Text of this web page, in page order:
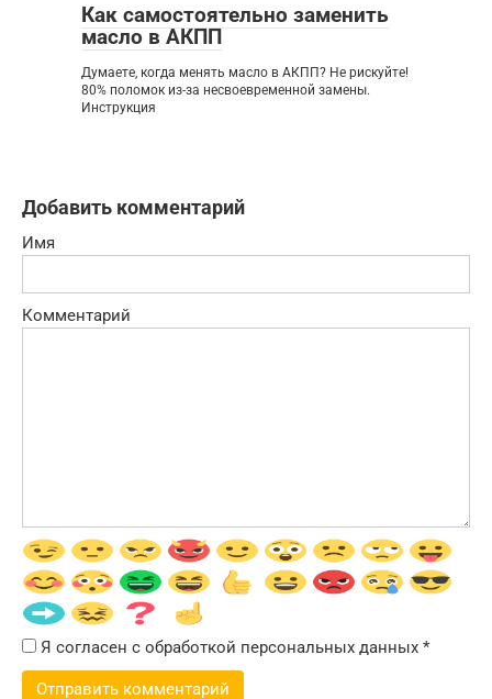
Как самостоятельно заменить
масло в АКПП
Думаете, когда менять масло в АКПП? Не рискуйте!
80% поломок из-за несвоевременной замены.
Инструкция
Добавить комментарий
Имя
Комментарий
Я согласен с обработкой персональных данных *